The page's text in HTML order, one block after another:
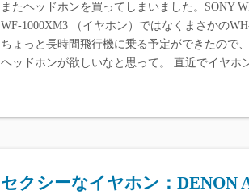
またヘッドホンを買ってしまいました。SONY
WF-1000XM3 （イヤホン）ではなくまさかの
ちょっと長時間飛行機に乗る予定ができたので
ヘッドホンが欲しいなと思って。 直近でイヤ
セクシーなイヤホン：DENON